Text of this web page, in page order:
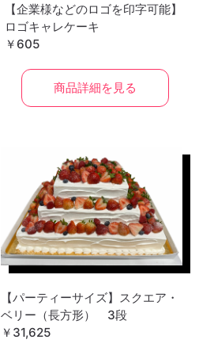
【企業様などのロゴを印字可能】
ロゴキャレケーキ
￥605
商品詳細を見る
【パーティーサイズ】スクエア・
ベリー（長方形） 3段
￥31,625